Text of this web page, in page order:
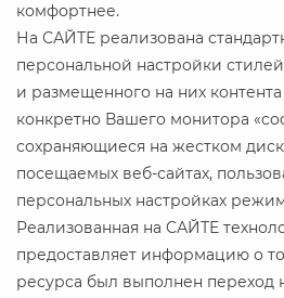
комфортнее.
На САЙТЕ реализована
персональной настройки
и размещенного на них
конкретно Вашего монитора
сохраняющиеся на жестком
посещаемых веб-сайтах,
персональных настройках
Реализованная на САЙТЕ
предоставляет информацию о
ресурса был выполнен переход